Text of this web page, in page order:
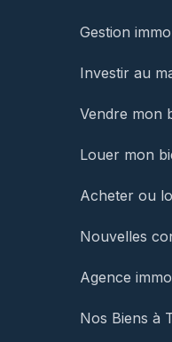
Gestion
Investir au
Vendre mon
Louer mon
Acheter ou
Nouvelles
Agence
Nos Biens à